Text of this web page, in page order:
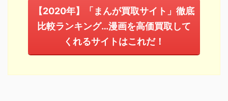
【2020年】「まんが買取サイト」徹底
比較ランキング…漫画を高価買取して
くれるサイトはこれだ！